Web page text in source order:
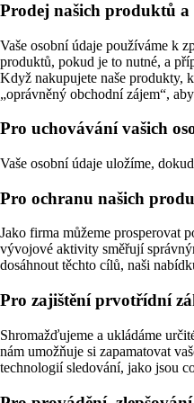
Prodej našich produktů a
Vaše osobní údaje používáme k
produktů, pokud je to nutné, a
Když nakupujete naše produkty,
„oprávněný obchodní zájem“,
Pro uchovávání vašich
Vaše osobní údaje uložíme,
Pro ochranu našich
Jako firma můžeme prosperovat
vývojové aktivity směřují
dosáhnout těchto cílů, naši
Pro zajištění prvotřídní
Shromažďujeme a ukládáme
nám umožňuje si zapamatovat
technologií sledování, jako jsou